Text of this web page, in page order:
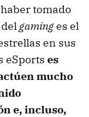
tomado
gaminges el
en sus
eSports es
mucho
e, incluso,